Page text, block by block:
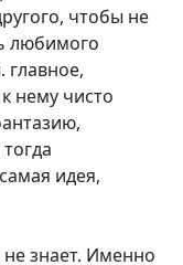
чтобы не
любимого
главное,
нему чисто
идея,
знает. Именно